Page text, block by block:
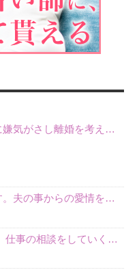
私は結婚しています。傲慢な夫に嫌気がさし離婚を考えていたときに、彼と出会いました。彼には恋人がいましたが、話をするうちに、夫とのことを相談するようにな
リコカツをしようと考えています。夫の事からの愛情を全く感じません。子供がいるので、子供が成長するまではと我慢しています。 まず、お金が必要だと考え、仕事の量も増やしました。ところが、夫は働かず、結局は
働く主婦、片思いをしています。 仕事の相談をしていくうちに、彼のことを好きになりました。私には夫も子供もいます。不倫をしているわけでもなく、もちろん、この気持ちは誰にも話していません。 ラインをする関